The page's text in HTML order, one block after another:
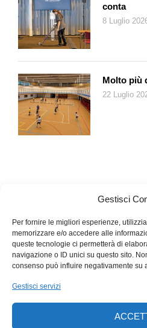
Gestisci
Per fornire le migliori esperienze,
memorizzare e/o accedere alle
queste tecnologie ci permetterà di
navigazione o ID unici su questo sito.
consenso può influire negativamente su
Gestisci servizi
conta
8 Luglio
Molto più
22 Luglio